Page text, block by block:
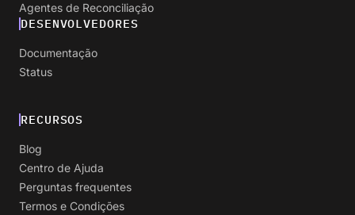
Agentes de Reconciliação
DESENVOLVEDORES
Documentação
Status
RECURSOS
Blog
Centro de Ajuda
Perguntas frequentes
Termos e Condições